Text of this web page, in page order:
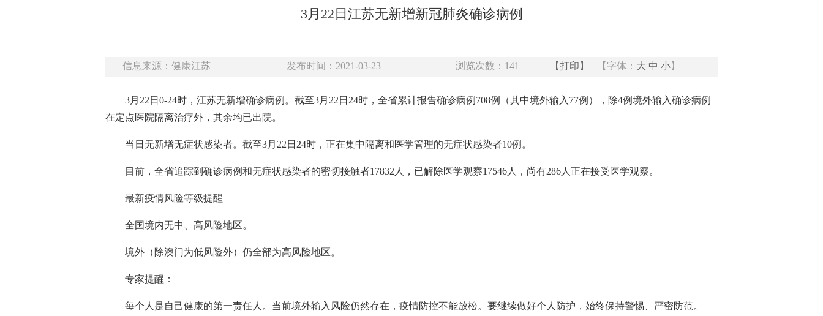
3月22日江苏无新增新冠肺炎确诊病例
信息来源：健康江苏 发布时间：2021-03-23 浏览次数： 141 【打印】 【字体： 大 中 小】
3月22日0-24时，江苏无新增确诊病例。截至3月22日24时，全省累计报告确诊病例708例（其中境外输入77例），除4例境外输入确诊病例
在定点医院隔离治疗外，其余均已出院。
当日无新增无症状感染者。截至3月22日24时，正在集中隔离和医学管理的无症状感染者10例。
目前，全省追踪到确诊病例和无症状感染者的密切接触者17832人，已解除医学观察17546人，尚有286人正在接受医学观察。
最新疫情风险等级提醒
全国境内无中、高风险地区。
境外（除澳门为低风险外）仍全部为高风险地区。
专家提醒：
每个人是自己健康的第一责任人。当前境外输入风险仍然存在，疫情防控不能放松。要继续做好个人防护，始终保持警惕、严密防范。